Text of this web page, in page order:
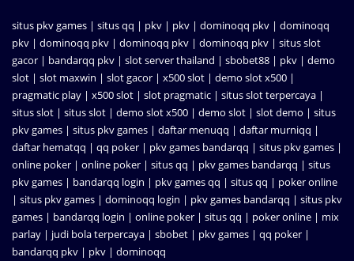
situs pkv games | situs qq | pkv | pkv | dominoqq pkv | dominoqq
pkv | dominoqq pkv | dominoqq pkv | dominoqq pkv | situs slot
gacor | bandarqq pkv | slot server thailand | sbobet88 | pkv | demo
slot | slot maxwin | slot gacor | x500 slot | demo slot x500 |
pragmatic play | x500 slot | slot pragmatic | situs slot terpercaya |
situs slot | situs slot | demo slot x500 | demo slot | slot demo | situs
pkv games | situs pkv games | daftar menuqq | daftar murniqq |
daftar hematqq | qq poker | pkv games bandarqq | situs pkv games |
online poker | online poker | situs qq | pkv games bandarqq | situs
pkv games | bandarqq login | pkv games qq | situs qq | poker online
| situs pkv games | dominoqq login | pkv games bandarqq | situs pkv
games | bandarqq login | online poker | situs qq | poker online | mix
parlay | judi bola terpercaya | sbobet | pkv games | qq poker |
bandarqq pkv | pkv | dominoqq